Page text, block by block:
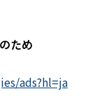
ため
ads?hl=ja